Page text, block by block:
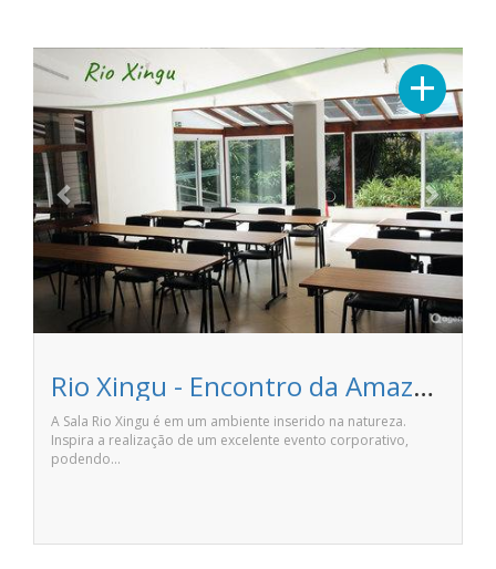
+
Previous Next
Rio Xingu - Encontro da Amazônia
A Sala Rio Xingu é em um ambiente inserido na natureza.
Inspira a realização de um excelente evento corporativo,
podendo…